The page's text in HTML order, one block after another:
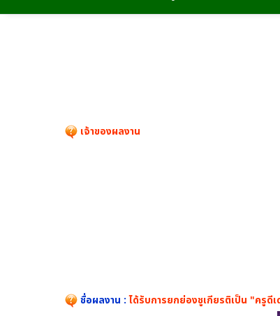
เจ้าของผลงาน
ชื่อผลงาน :ได้รับการยกย่องชูเกียรติเป็น "ครูดี